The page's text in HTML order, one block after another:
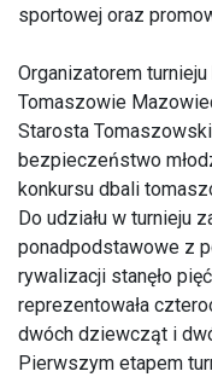
sportowej oraz
Organizatorem
Tomaszowie
Starosta
bezpieczeństwo
konkursu dbali
Do udziału w turnieju
ponadpodstawowe z
rywalizacji stanęło
reprezentowała
dwóch dziewcząt i
Pierwszym etapem